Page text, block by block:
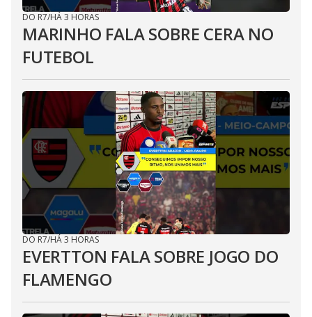
DO R7/HÁ 3 HORAS
MARINHO FALA SOBRE CERA NO
FUTEBOL
DO R7/HÁ 3 HORAS
EVERTTON FALA SOBRE JOGO DO
FLAMENGO